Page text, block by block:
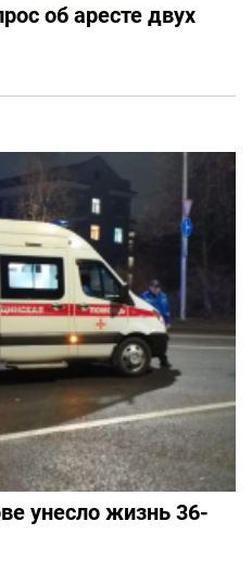
об аресте двух
унесло жизнь 36-